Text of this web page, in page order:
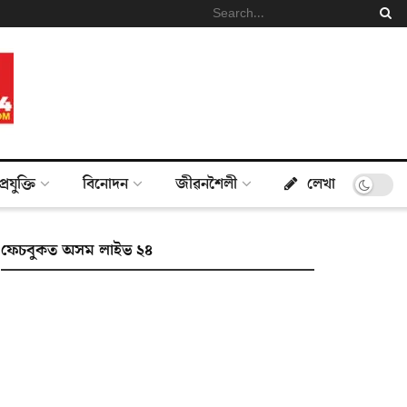
প্ৰযুক্তি বিনোদন জীৱনশৈলী লেখা
ফেচবুকত অসম লাইভ ২৪